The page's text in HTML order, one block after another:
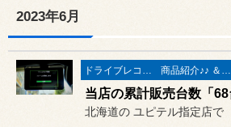
2023年6月
ドライブレコーダー＆レーダー取付 商品紹介♪♪ ＆ ”フィール”からのお知らせ。
北海道の ユピテル指定店で